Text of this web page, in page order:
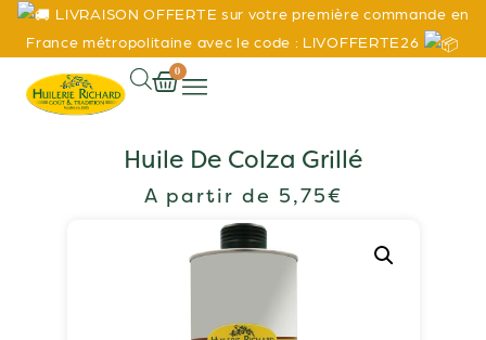
LIVRAISON OFFERTE sur votre première commande en
France métropolitaine avec le code : LIVOFFERTE26
0
Huile De Colza Grillé
A partir de 5,75€